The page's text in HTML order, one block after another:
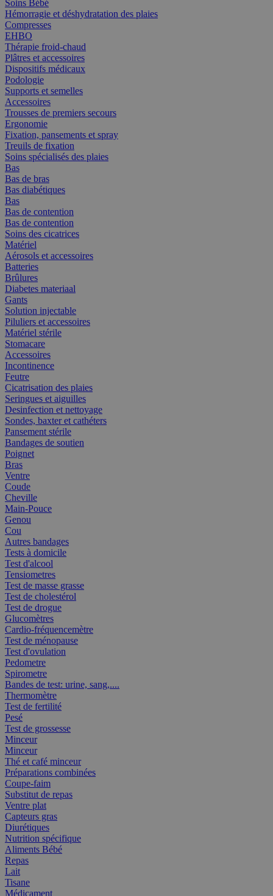
Soins Bébé
Hémorragie et déshydratation des plaies
Compresses
EHBO
Thérapie froid-chaud
Plâtres et accessoires
Dispositifs médicaux
Podologie
Supports et semelles
Accessoires
Trousses de premiers secours
Ergonomie
Fixation, pansements et spray
Treuils de fixation
Soins spécialisés des plaies
Bas
Bas de bras
Bas diabétiques
Bas
Bas de contention
Bas de contention
Soins des cicatrices
Matériel
Aérosols et accessoires
Batteries
Brûlures
Diabetes materiaal
Gants
Solution injectable
Piluliers et accessoires
Matériel stérile
Stomacare
Accessoires
Incontinence
Feutre
Cicatrisation des plaies
Seringues et aiguilles
Desinfection et nettoyage
Sondes, baxter et cathéters
Pansement stérile
Bandages de soutien
Poignet
Bras
Ventre
Coude
Cheville
Main-Pouce
Genou
Cou
Autres bandages
Tests à domicile
Test d'alcool
Tensiometres
Test de masse grasse
Test de cholestérol
Test de drogue
Glucomètres
Cardio-fréquencemètre
Test de ménopause
Test d'ovulation
Pedometre
Spirometre
Bandes de test: urine, sang,....
Thermomètre
Test de fertilité
Pesé
Test de grossesse
Minceur
Minceur
Thé et café minceur
Préparations combinées
Coupe-faim
Substitut de repas
Ventre plat
Capteurs gras
Diurétiques
Nutrition spécifique
Aliments Bébé
Repas
Lait
Tisane
Médicament